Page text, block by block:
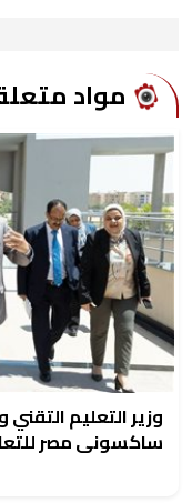
مواد
وزير التعليم
ساكسونى مصر